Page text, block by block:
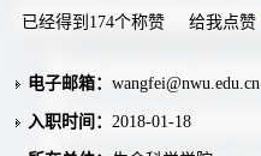
已经得到 174个称赞 给我点赞
电子邮箱： wangfei@nwu.edu.cn
入职时间： 2018-01-18